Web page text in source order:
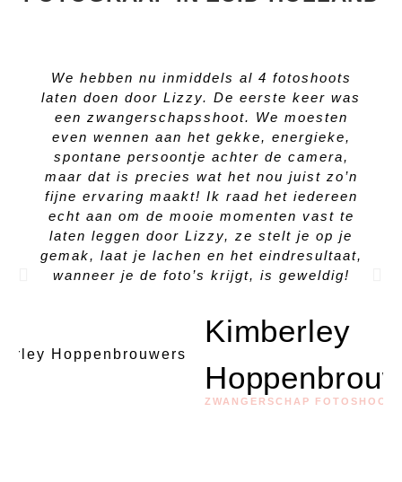
We hebben nu inmiddels al 4 fotoshoots
laten doen door Lizzy. De eerste keer was
een zwangerschapsshoot. We moesten
even wennen aan het gekke, energieke,
spontane persoontje achter de camera,
maar dat is precies wat het nou juist zo’n
fijne ervaring maakt! Ik raad het iedereen
echt aan om de mooie momenten vast te
laten leggen door Lizzy, ze stelt je op je
gemak, laat je lachen en het eindresultaat,
wanneer je de foto’s krijgt, is geweldig!
Kimberley
ZWANGERSCHAP FOTOSHOOT